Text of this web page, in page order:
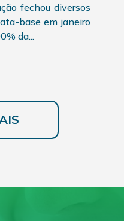
fechou diversos
base em janeiro
da...